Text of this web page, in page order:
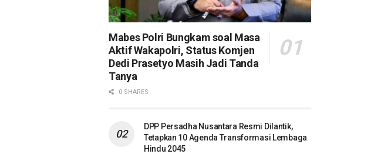
Mabes Polri Bungkam soal Masa
Aktif Wakapolri, Status Komjen
Dedi Prasetyo Masih Jadi Tanda
Tanya
0 SHARES
DPP Persadha Nusantara Resmi Dilantik,
Tetapkan 10 Agenda Transformasi Lembaga
Hindu 2045